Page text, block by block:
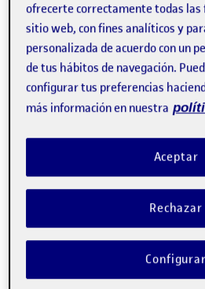
Publicado por¡Bienvenidos y
Publicado por
Quelic Berga Carreras
Fecha de publicación
9 septiembre,
ofrecerte correctamente todas las
sitio web, con fines analíticos y
personalizada de acuerdo con un
de tus hábitos de navegación.
configurar tus preferencias
más información en nuestra
Rechazar
Aceptar
Configurar